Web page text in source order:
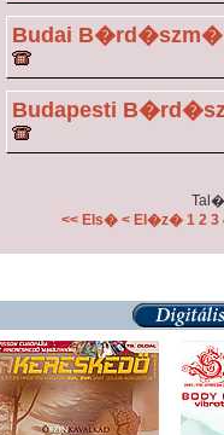
Budai B�rd�szm�
Budapesti
<< Els� < El�z� 1 2 3